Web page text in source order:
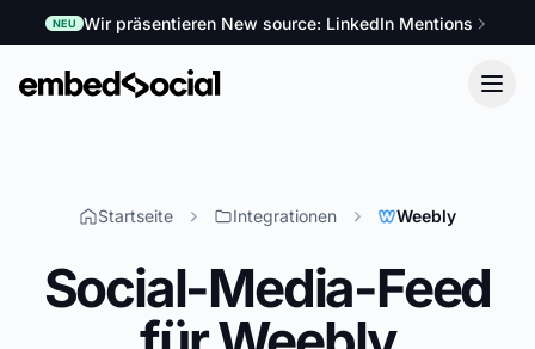
NEU Wir präsentieren New source: LinkedIn Mentions
Startseite Integrationen Weebly
Social-Media-Feed